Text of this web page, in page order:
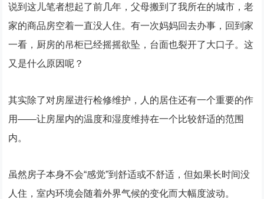
说到这儿笔者想起了前几年，父母搬到了我所在的城市，老
家的商品房空着一直没人住。有一次妈妈回去办事，回到家
一看，厨房的吊柜已经摇摇欲坠，台面也裂开了大口子。这
又是什么原因呢？
其实除了对房屋进行检修维护，人的居住还有一个重要的作
用——让房屋内的温度和湿度维持在一个比较舒适的范围
内。
虽然房子本身不会“感觉”到舒适或不舒适，但如果长时间没
人住，室内环境会随着外界气候的变化而大幅度波动。